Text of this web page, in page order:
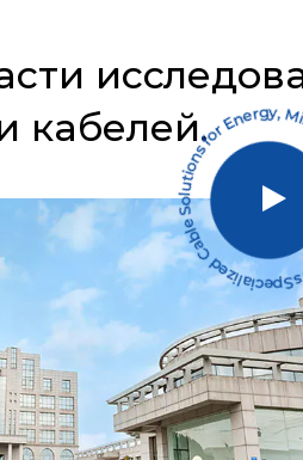
кабелей.